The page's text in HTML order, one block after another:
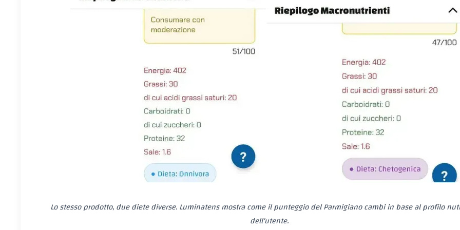
Lo stesso prodotto, due diete diverse. Luminatens mostra come il punteggio del Parmigiano cambi in base al profilo
dell'utente.